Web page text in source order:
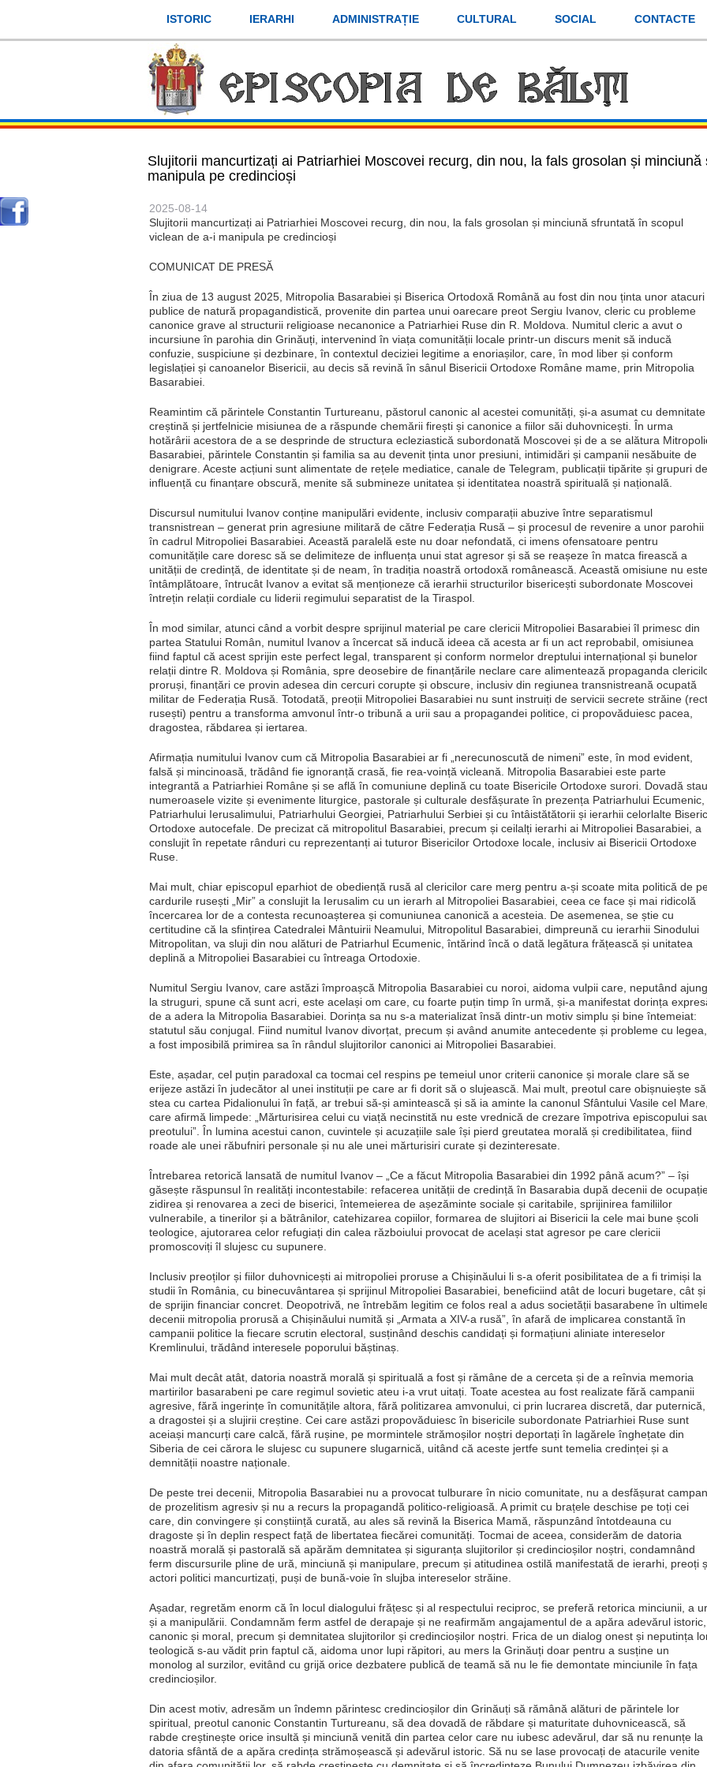
ISTORIC IERARHI ADMINISTRAȚIE CULTURAL SOCIAL CONTACTE
Slujitorii mancurtizați ai Patriarhiei Moscovei recurg, din nou, la fals grosolan și
manipula pe credincioși
2025-08-14
Slujitorii mancurtizați ai Patriarhiei Moscovei recurg, din nou, la fals grosolan și minciună sfruntată în scopul
viclean de a-i manipula pe credincioși
COMUNICAT DE PRESĂ
În ziua de 13 august 2025, Mitropolia Basarabiei și Biserica Ortodoxă Română au fost din nou ținta unor atacuri
publice de natură propagandistică, provenite din partea unui oarecare preot Sergiu Ivanov, cleric cu probleme
canonice grave al structurii religioase necanonice a Patriarhiei Ruse din R. Moldova. Numitul cleric a avut o
incursiune în parohia din Grinăuți, intervenind în viața comunității locale printr-un discurs menit să inducă
confuzie, suspiciune și dezbinare, în contextul deciziei legitime a enoriașilor, care, în mod liber și conform
legislației și canoanelor Bisericii, au decis să revină în sânul Bisericii Ortodoxe Române mame, prin Mitropolia
Basarabiei.
Reamintim că părintele Constantin Turtureanu, păstorul canonic al acestei comunități, și-a asumat cu demnitate
creștină și jertfelnicie misiunea de a răspunde chemării firești și canonice a fiilor săi duhovnicești. În urma
hotărârii acestora de a se desprinde de structura ecleziastică subordonată Moscovei și de a se alătura
Basarabiei, părintele Constantin și familia sa au devenit ținta unor presiuni, intimidări și campanii nesăbuite de
denigrare. Aceste acțiuni sunt alimentate de rețele mediatice, canale de Telegram, publicații tipărite și grupuri de
influență cu finanțare obscură, menite să submineze unitatea și identitatea noastră spirituală și națională.
Discursul numitului Ivanov conține manipulări evidente, inclusiv comparații abuzive între separatismul
transnistrean – generat prin agresiune militară de către Federația Rusă – și procesul de revenire a unor parohii
în cadrul Mitropoliei Basarabiei. Această paralelă este nu doar nefondată, ci imens ofensatoare pentru
comunitățile care doresc să se delimiteze de influența unui stat agresor și să se reașeze în matca firească a
unității de credință, de identitate și de neam, în tradiția noastră ortodoxă românească. Această omisiune nu este
întâmplătoare, întrucât Ivanov a evitat să menționeze că ierarhii structurilor bisericești subordonate Moscovei
întrețin relații cordiale cu liderii regimului separatist de la Tiraspol.
În mod similar, atunci când a vorbit despre sprijinul material pe care clericii Mitropoliei Basarabiei îl primesc din
partea Statului Român, numitul Ivanov a încercat să inducă ideea că acesta ar fi un act reprobabil, omisiunea
fiind faptul că acest sprijin este perfect legal, transparent și conform normelor dreptului internațional și bunelor
relații dintre R. Moldova și România, spre deosebire de finanțările neclare care alimentează propaganda
proruși, finanțări ce provin adesea din cercuri corupte și obscure, inclusiv din regiunea transnistreană ocupată
militar de Federația Rusă. Totodată, preoții Mitropoliei Basarabiei nu sunt instruiți de servicii secrete străine
rusești) pentru a transforma amvonul într-o tribună a urii sau a propagandei politice, ci propovăduiesc pacea,
dragostea, răbdarea și iertarea.
Afirmația numitului Ivanov cum că Mitropolia Basarabiei ar fi „nerecunoscută de nimeni” este, în mod evident,
falsă și mincinoasă, trădând fie ignoranță crasă, fie rea-voință vicleană. Mitropolia Basarabiei este parte
integrantă a Patriarhiei Române și se află în comuniune deplină cu toate Bisericile Ortodoxe surori. Dovadă stau
numeroasele vizite și evenimente liturgice, pastorale și culturale desfășurate în prezența Patriarhului Ecumenic,
Patriarhului Ierusalimului, Patriarhului Georgiei, Patriarhului Serbiei și cu întâistătătorii și ierarhii celorlalte
Ortodoxe autocefale. De precizat că mitropolitul Basarabiei, precum și ceilalți ierarhi ai Mitropoliei Basarabiei, a
conslujit în repetate rânduri cu reprezentanți ai tuturor Bisericilor Ortodoxe locale, inclusiv ai Bisericii Ortodoxe
Ruse.
Mai mult, chiar episcopul eparhiot de obediență rusă al clericilor care merg pentru a-și scoate mita politică de
cardurile rusești „Mir” a conslujit la Ierusalim cu un ierarh al Mitropoliei Basarabiei, ceea ce face și mai ridicolă
încercarea lor de a contesta recunoașterea și comuniunea canonică a acesteia. De asemenea, se știe cu
certitudine că la sfințirea Catedralei Mântuirii Neamului, Mitropolitul Basarabiei, dimpreună cu ierarhii Sinodului
Mitropolitan, va sluji din nou alături de Patriarhul Ecumenic, întărind încă o dată legătura frățească și unitatea
deplină a Mitropoliei Basarabiei cu întreaga Ortodoxie.
Numitul Sergiu Ivanov, care astăzi împroașcă Mitropolia Basarabiei cu noroi, aidoma vulpii care, neputând
la struguri, spune că sunt acri, este același om care, cu foarte puțin timp în urmă, și-a manifestat dorința
de a adera la Mitropolia Basarabiei. Dorința sa nu s-a materializat însă dintr-un motiv simplu și bine întemeiat:
statutul său conjugal. Fiind numitul Ivanov divorțat, precum și având anumite antecedente și probleme cu legea,
a fost imposibilă primirea sa în rândul slujitorilor canonici ai Mitropoliei Basarabiei.
Este, așadar, cel puțin paradoxal ca tocmai cel respins pe temeiul unor criterii canonice și morale clare să se
erijeze astăzi în judecător al unei instituții pe care ar fi dorit să o slujească. Mai mult, preotul care obișnuiește să
stea cu cartea Pidalionului în față, ar trebui să-și amintească și să ia aminte la canonul Sfântului Vasile cel Mare,
care afirmă limpede: „Mărturisirea celui cu viață necinstită nu este vrednică de crezare împotriva episcopului
preotului”. În lumina acestui canon, cuvintele și acuzațiile sale își pierd greutatea morală și credibilitatea, fiind
roade ale unei răbufniri personale și nu ale unei mărturisiri curate și dezinteresate.
Întrebarea retorică lansată de numitul Ivanov – „Ce a făcut Mitropolia Basarabiei din 1992 până acum?” – își
găsește răspunsul în realități incontestabile: refacerea unității de credință în Basarabia după decenii de
zidirea și renovarea a zeci de biserici, întemeierea de așezăminte sociale și caritabile, sprijinirea familiilor
vulnerabile, a tinerilor și a bătrânilor, catehizarea copiilor, formarea de slujitori ai Bisericii la cele mai bune școli
teologice, ajutorarea celor refugiați din calea războiului provocat de același stat agresor pe care clericii
promoscoviți îl slujesc cu supunere.
Inclusiv preoților și fiilor duhovnicești ai mitropoliei proruse a Chișinăului li s-a oferit posibilitatea de a fi trimiși la
studii în România, cu binecuvântarea și sprijinul Mitropoliei Basarabiei, beneficiind atât de locuri bugetare, cât și
de sprijin financiar concret. Deopotrivă, ne întrebăm legitim ce folos real a adus societății basarabene în
decenii mitropolia prorusă a Chișinăului numită și „Armata a XIV-a rusă”, în afară de implicarea constantă în
campanii politice la fiecare scrutin electoral, susținând deschis candidați și formațiuni aliniate intereselor
Kremlinului, trădând interesele poporului băștinaș.
Mai mult decât atât, datoria noastră morală și spirituală a fost și rămâne de a cerceta și de a reînvia memoria
martirilor basarabeni pe care regimul sovietic ateu i-a vrut uitați. Toate acestea au fost realizate fără campanii
agresive, fără ingerințe în comunitățile altora, fără politizarea amvonului, ci prin lucrarea discretă, dar puternică,
a dragostei și a slujirii creștine. Cei care astăzi propovăduiesc în bisericile subordonate Patriarhiei Ruse sunt
aceiași mancurți care calcă, fără rușine, pe mormintele strămoșilor noștri deportați în lagărele înghețate din
Siberia de cei cărora le slujesc cu supunere slugarnică, uitând că aceste jertfe sunt temelia credinței și a
demnității noastre naționale.
De peste trei decenii, Mitropolia Basarabiei nu a provocat tulburare în nicio comunitate, nu a desfășurat
de prozelitism agresiv și nu a recurs la propagandă politico-religioasă. A primit cu brațele deschise pe toți cei
care, din convingere și conștiință curată, au ales să revină la Biserica Mamă, răspunzând întotdeauna cu
dragoste și în deplin respect față de libertatea fiecărei comunități. Tocmai de aceea, considerăm de datoria
noastră morală și pastorală să apărăm demnitatea și siguranța slujitorilor și credincioșilor noștri, condamnând
ferm discursurile pline de ură, minciună și manipulare, precum și atitudinea ostilă manifestată de ierarhi, preoți
actori politici mancurtizați, puși de bună-voie în slujba intereselor străine.
Așadar, regretăm enorm că în locul dialogului frățesc și al respectului reciproc, se preferă retorica minciunii, a
și a manipulării. Condamnăm ferm astfel de derapaje și ne reafirmăm angajamentul de a apăra adevărul istoric,
canonic și moral, precum și demnitatea slujitorilor și credincioșilor noștri. Frica de un dialog onest și neputința
teologică s-au vădit prin faptul că, aidoma unor lupi răpitori, au mers la Grinăuți doar pentru a susține un
monolog al surzilor, evitând cu grijă orice dezbatere publică de teamă să nu le fie demontate minciunile în fața
credincioșilor.
Din acest motiv, adresăm un îndemn părintesc credincioșilor din Grinăuți să rămână alături de părintele lor
spiritual, preotul canonic Constantin Turtureanu, să dea dovadă de răbdare și maturitate duhovnicească, să
rabde creștinește orice insultă și minciună venită din partea celor care nu iubesc adevărul, dar să nu renunțe la
datoria sfântă de a apăra credința strămoșească și adevărul istoric. Să nu se lase provocați de atacurile venite